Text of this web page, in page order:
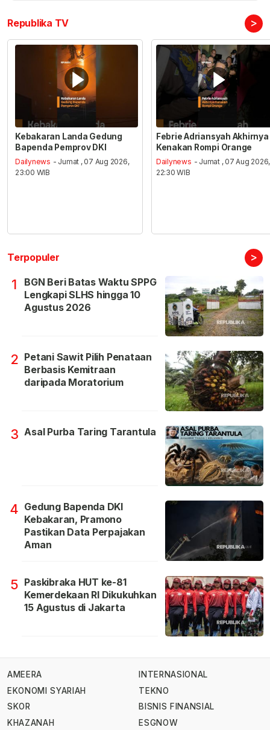
Republika TV >
Kebakaran Landa Gedung
Bapenda Pemprov DKI
Dailynews - Jumat , 07 Aug 2026,
23:00 WIB
Febrie Adriansyah Akhirnya
Kenakan Rompi Orange
Dailynews - Jumat , 07 Aug 2026,
22:30 WIB
Terpopuler >
1
BGN Beri Batas Waktu SPPG
Lengkapi SLHS hingga 10
Agustus 2026
2 Petani Sawit Pilih Penataan
Berbasis Kemitraan
daripada Moratorium
3 Asal Purba Taring Tarantula
4 Gedung Bapenda DKI
Kebakaran, Pramono
Pastikan Data Perpajakan
Aman
5 Paskibraka HUT ke-81
Kemerdekaan RI Dikukuhkan
15 Agustus di Jakarta
AMEERA
EKONOMI SYARIAH
SKOR
KHAZANAH
INTERNASIONAL
TEKNO
BISNIS FINANSIAL
ESGNOW